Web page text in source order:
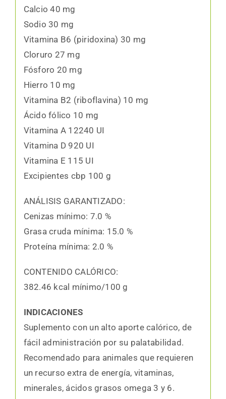
Calcio 40 mg
Sodio 30 mg
Vitamina B6 (piridoxina) 30 mg
Cloruro 27 mg
Fósforo 20 mg
Hierro 10 mg
Vitamina B2 (riboflavina) 10 mg
Ácido fólico 10 mg
Vitamina A 12240 UI
Vitamina D 920 UI
Vitamina E 115 UI
Excipientes cbp 100 g
ANÁLISIS GARANTIZADO:
Cenizas mínimo: 7.0 %
Grasa cruda mínima: 15.0 %
Proteína mínima: 2.0 %
CONTENIDO CALÓRICO:
382.46 kcal mínimo/100 g
INDICACIONES
Suplemento con un alto aporte calórico, de
fácil administración por su palatabilidad.
Recomendado para animales que requieren
un recurso extra de energía, vitaminas,
minerales, ácidos grasos omega 3 y 6.